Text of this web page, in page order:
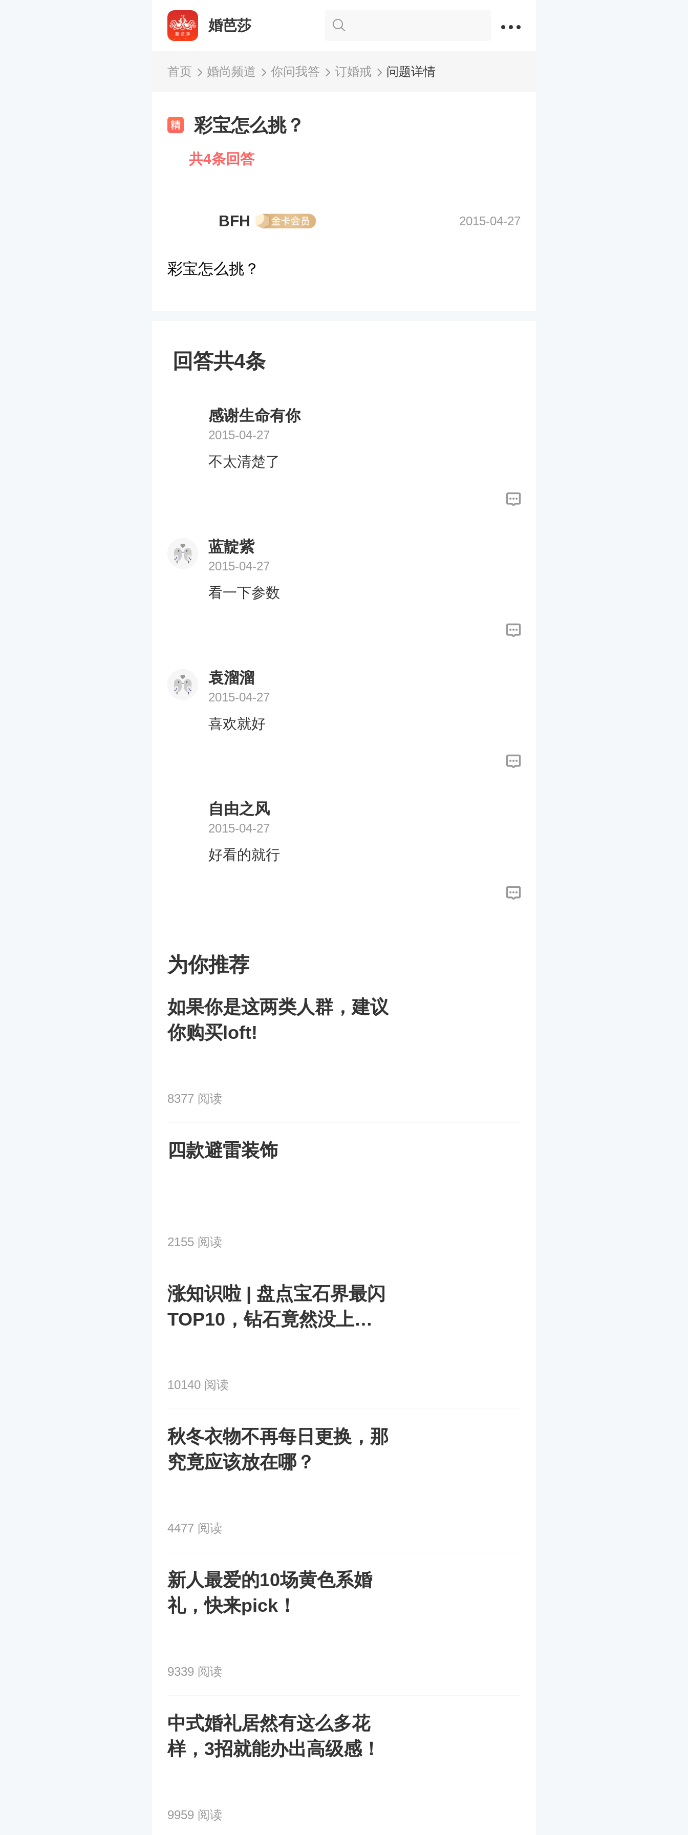
婚芭莎
首页 婚尚频道 你问我答 订婚戒 问题详情
彩宝怎么挑？
共4条回答
BFH 2015-04-27
彩宝怎么挑？
回答共4条
感谢生命有你
2015-04-27
不太清楚了
蓝靛紫
2015-04-27
看一下参数
袁溜溜
2015-04-27
喜欢就好
自由之风
2015-04-27
好看的就行
为你推荐
如果你是这两类人群，建议
你购买loft!
8377 阅读
四款避雷装饰
2155 阅读
涨知识啦 | 盘点宝石界最闪
TOP10，钻石竟然没上
10140 阅读
秋冬衣物不再每日更换，那
究竟应该放在哪？
4477 阅读
新人最爱的10场黄色系婚
礼，快来pick！
9339 阅读
中式婚礼居然有这么多花
样，3招就能办出高级感！
9959 阅读